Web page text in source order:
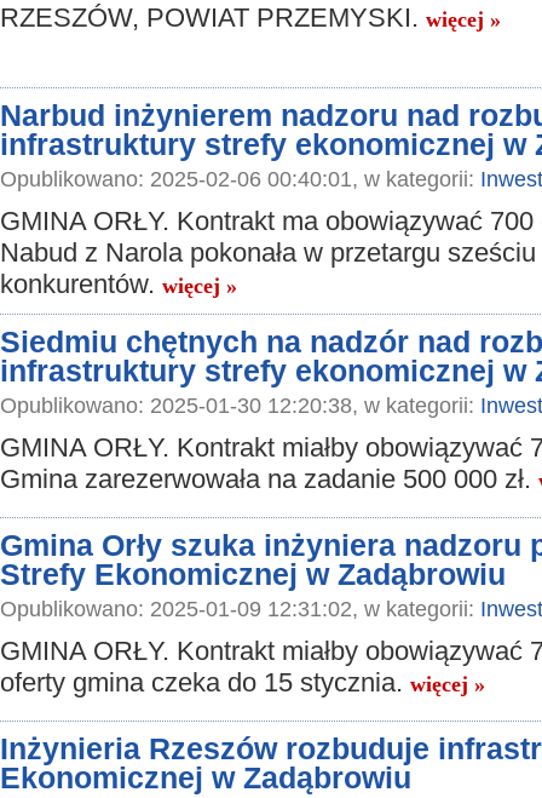
RZESZÓW, POWIAT PRZEMYSKI. więcej »
Narbud inżynierem nadzoru nad
infrastruktury strefy ekonomicznej w
Opublikowano: 2025-02-06 00:40:01, w kategorii:
GMINA ORŁY. Kontrakt ma obowiązywać 700
Nabud z Narola pokonała w przetargu sześciu
konkurentów. więcej »
Siedmiu chętnych na nadzór nad
infrastruktury strefy ekonomicznej w
Opublikowano: 2025-01-30 12:20:38, w kategorii:
GMINA ORŁY. Kontrakt miałby obowiązywać
Gmina zarezerwowała na zadanie 500 000 zł.
Gmina Orły szuka inżyniera nadzoru
Strefy Ekonomicznej w Zadąbrowiu
Opublikowano: 2025-01-09 12:31:02, w kategorii:
GMINA ORŁY. Kontrakt miałby obowiązywać
oferty gmina czeka do 15 stycznia. więcej »
Inżynieria Rzeszów rozbuduje
Ekonomicznej w Zadąbrowiu